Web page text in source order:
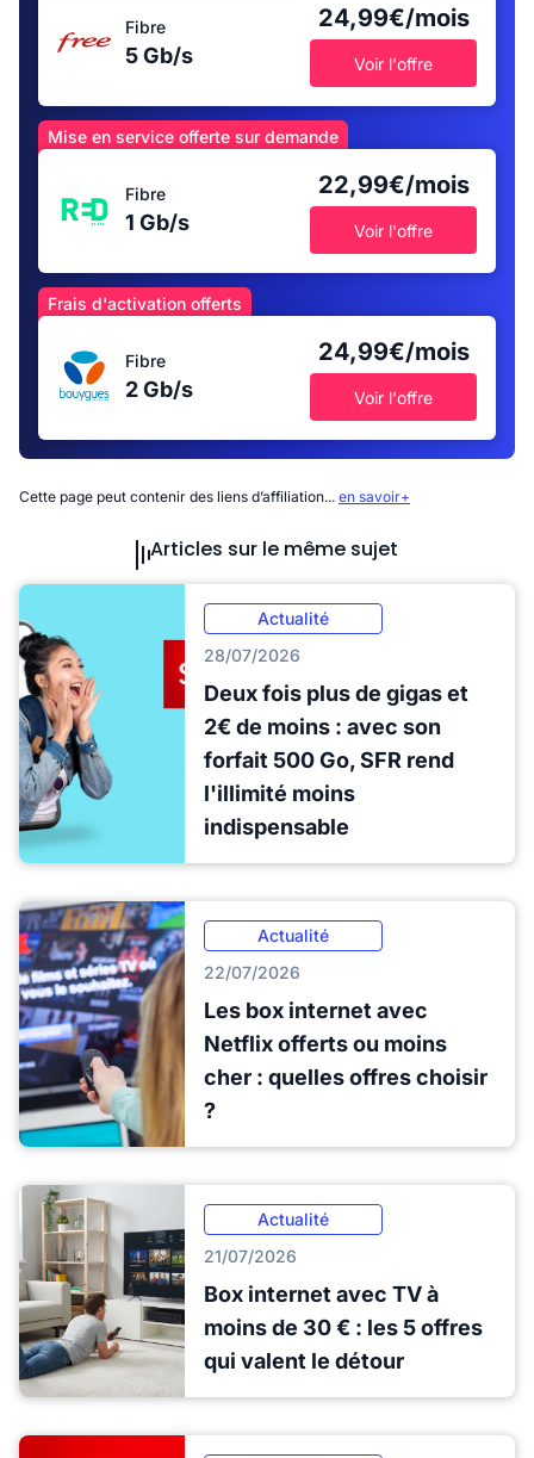
Fibre
5 Gb/s
24,99€/mois
Voir l'offre
Mise en service offerte sur demande
Fibre
1 Gb/s
22,99€/mois
Voir l'offre
Frais d'activation offerts
Fibre
2 Gb/s
24,99€/mois
Voir l'offre
Cette page peut contenir des liens d’affiliation... en savoir+
Articles sur le même sujet
Actualité
28/07/2026
Deux fois plus de gigas et
2€ de moins : avec son
forfait 500 Go, SFR rend
l'illimité moins
indispensable
Actualité
22/07/2026
Les box internet avec
Netflix offerts ou moins
cher : quelles offres choisir
?
Actualité
21/07/2026
Box internet avec TV à
moins de 30 € : les 5 offres
qui valent le détour